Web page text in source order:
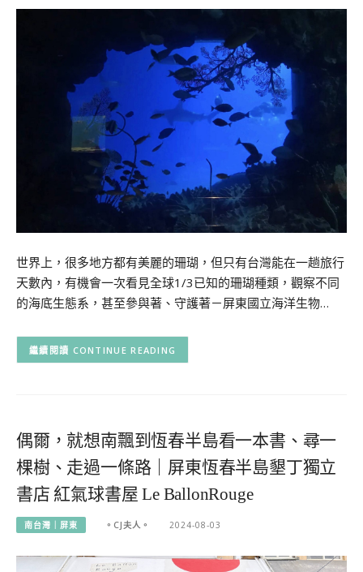
世界上，很多地方都有美麗的珊瑚，但只有台灣能在一趟旅行
天數內，有機會一次看見全球1/3已知的珊瑚種類，觀察不同
的海底生態系，甚至參與著、守護著－屏東國立海洋生物…
CONTINUE READING
偶爾，就想南飄到恆春半島看一本書、尋一
棵樹、走過一條路｜屏東恆春半島墾丁獨立
書店 紅氣球書屋 Le BallonRouge
南台灣｜屏東 。CJ夫人。 2024-08-03